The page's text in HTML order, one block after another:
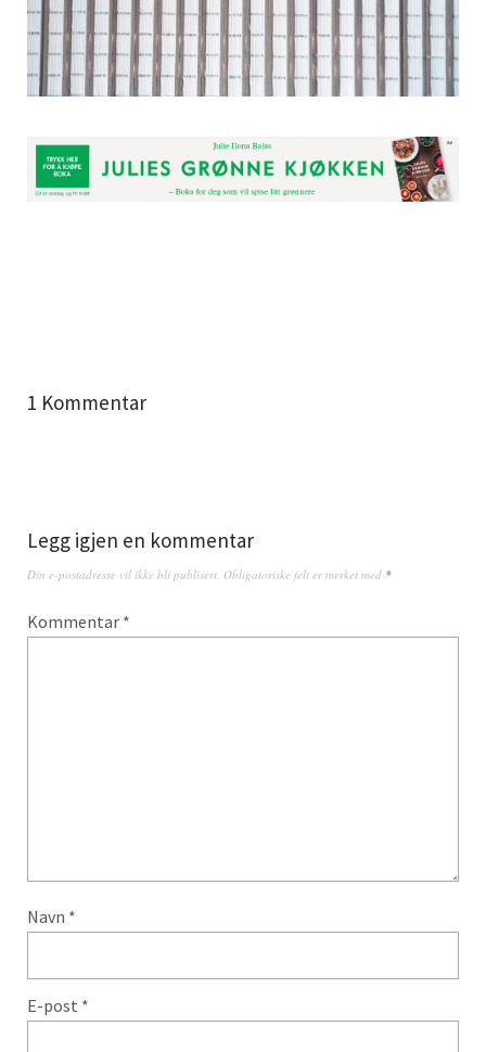
1 Kommentar
Legg igjen en kommentar
Din e-postadresse vil ikke bli publisert. Obligatoriske felt er merket med *
Kommentar *
Navn *
E-post *